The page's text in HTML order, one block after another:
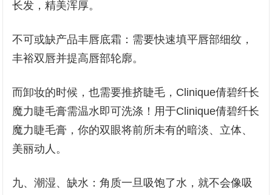
长发，精美浑厚。
不可或缺产品丰唇底霜：需要快速填平唇部细纹，
丰裕双唇并提高唇部轮廓。
而卸妆的时候，也需要推挤睫毛，Clinique倩碧纤长
魔力睫毛膏需温水即可洗涤！用于Clinique倩碧纤长
魔力睫毛膏，你的双眼将前所未有的暗淡、立体、
美丽动人。
九、潮湿、缺水：角质一旦吸饱了水，就不会像吸